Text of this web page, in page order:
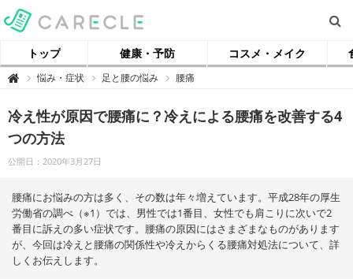
トップ 健康・予防 コスメ・メイク
 【
ル
】
悩み・症状 足と腰の悩み 腰痛
冷え性が原因で腰痛に？冷えによる腰痛を改善する4
つの方法
公開日：2020年3月27日
腰痛にお悩みの方は多く、その数は年々増えています。平成28年の厚生
労働省の調べ（※1）では、男性では1番目、女性でも肩こりに次いで2
番目に訴えの多い症状です。腰痛の原因にはさまざまなものがあります
が、今回は冷えと腰痛の関係性や冷えからくる腰痛対処法について、詳
しくお伝えします。